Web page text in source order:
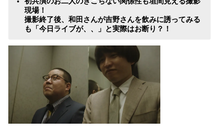
現場！
撮影終了後、和田さんが吉野さんを飲みに誘ってみる
も「今日ライブが、、」と実際はお断り？！